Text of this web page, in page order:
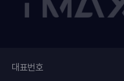
대표번호